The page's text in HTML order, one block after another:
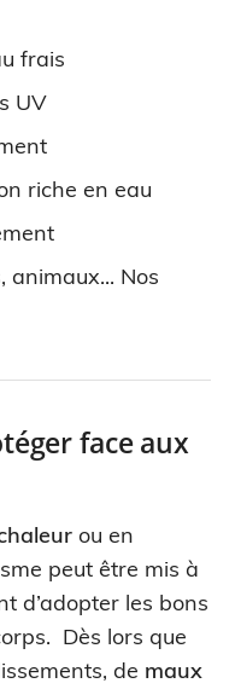
frais
UV
riche en eau
animaux... Nos
face aux
ou en
peut être mis à
d’adopter les bons
Dès lors que
de maux